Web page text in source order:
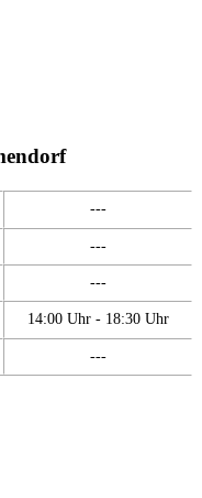
---
---
---
14:00 Uhr - 18:30 Uhr
---